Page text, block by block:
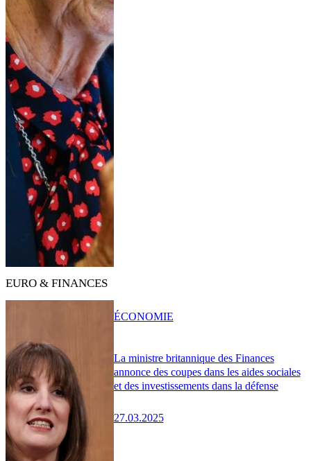
EURO & FINANCES
La ministre britannique des Finances
annonce des coupes dans les aides sociales
et des investissements dans la défense
27.03.2025
ÉCONOMIE